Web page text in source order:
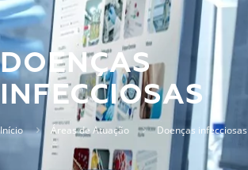
DOENÇAS
INFECCIOSAS
Início Áreas de Atuação Doenças infecciosas